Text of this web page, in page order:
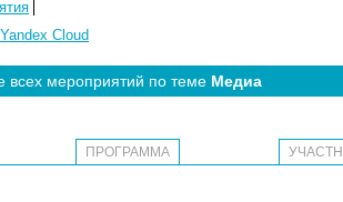
Yandex Cloud
всех мероприятий по теме Медиа
ПРОГРАММА